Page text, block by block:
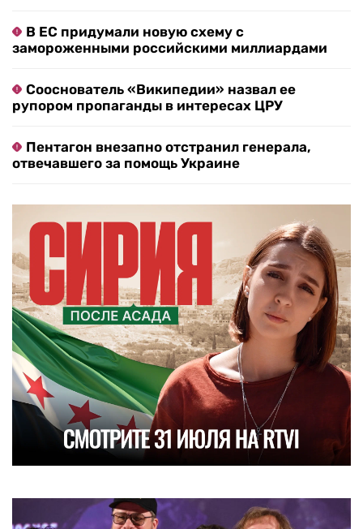
В ЕС придумали новую схему с
замороженными российскими миллиардами
Сооснователь «Википедии» назвал ее
рупором пропаганды в интересах ЦРУ
Пентагон внезапно отстранил генерала,
отвечавшего за помощь Украине